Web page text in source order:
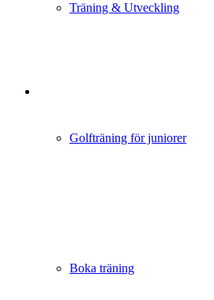
Träning & Utveckling
Golfträning för juniorer
Boka träning